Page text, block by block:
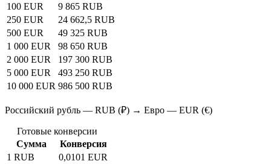
100 EUR
9 865 RUB
250 EUR
24 662,5 RUB
500 EUR
49 325 RUB
1 000 EUR
98 650 RUB
2 000 EUR
197 300 RUB
5 000 EUR
493 250 RUB
10 000 EUR 986 500 RUB
Российский рубль — RUB (₽) → Евро — EUR (€)
Готовые конверсии
Сумма
Конверсия
1 RUB
0,0101 EUR